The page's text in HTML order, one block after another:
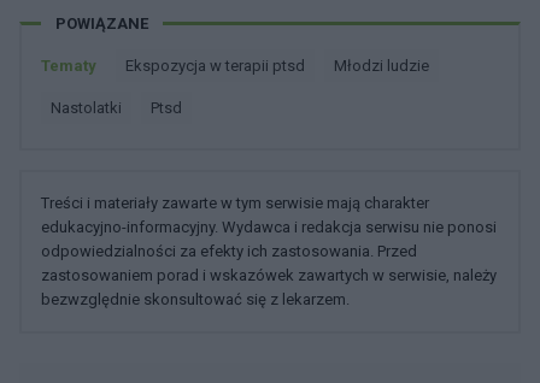
POWIĄZANE
Tematy Ekspozycja w terapii ptsd Młodzi ludzie
Nastolatki Ptsd
Treści i materiały zawarte w tym serwisie mają charakter
edukacyjno-informacyjny. Wydawca i redakcja serwisu nie ponosi
odpowiedzialności za efekty ich zastosowania. Przed
zastosowaniem porad i wskazówek zawartych w serwisie, należy
bezwzględnie skonsultować się z lekarzem.